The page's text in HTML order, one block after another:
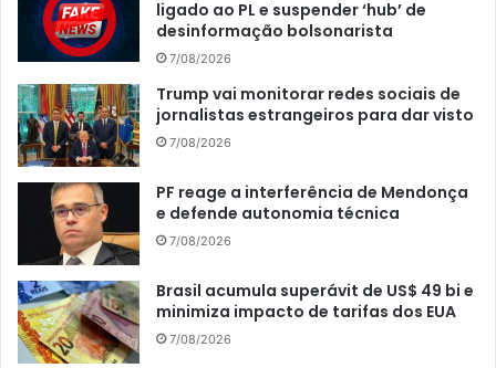
ligado ao PL e suspender ‘hub’ de
desinformação bolsonarista
7/08/2026
Trump vai monitorar redes sociais de
jornalistas estrangeiros para dar visto
7/08/2026
PF reage a interferência de Mendonça
e defende autonomia técnica
7/08/2026
Brasil acumula superávit de US$ 49 bi e
minimiza impacto de tarifas dos EUA
7/08/2026